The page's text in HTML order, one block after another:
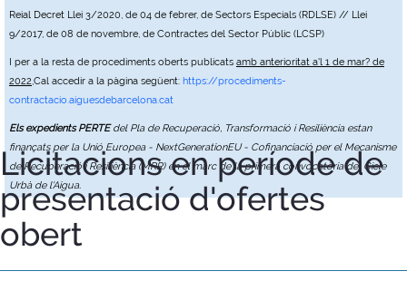
Reial Decret Llei 3/2020, de 04 de febrer, de Sectors Especials (RDLSE) // Llei
9/2017, de 08 de novembre, de Contractes del Sector Públic (LCSP)
I per a la resta de procediments oberts publicats amb anterioritat a'l 1 de mar? de
2022,Cal accedir a la pàgina següent: https://procediments-
contractacio.aiguesdebarcelona.cat
Els expedients PERTEdel Pla de Recuperació, Transformació i Resiliència estan
finançats per la Unió Europea - NextGenerationEU - Cofinanciació per el Mecanisme
de Recuperació i Resiliència (MRR) en el marc de la primera convocatòria del Cicle
Urbà de l'Aigua.
Licitacions en període de
presentació d'ofertes
obert